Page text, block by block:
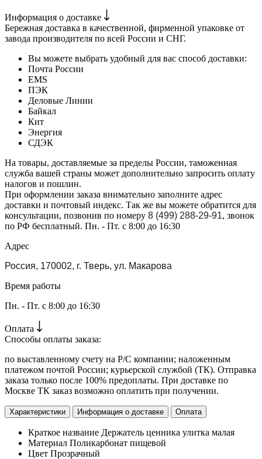
Информация о доставке
Бережная доставка в качественной, фирменной упаковке от
завода производителя по всей России и СНГ.
Вы можете выбрать удобный для вас способ доставки:
Почта России
EMS
ПЭК
Деловые Линии
Байкал
Кит
Энергия
СДЭК
На товары, доставляемые за пределы России, таможенная
служба вашей страны может дополнительно запросить оплату
налогов и пошлин.
При оформлении заказа внимательно заполните адрес
доставки и почтовый индекс. Так же вы можете обратится для
консультации, позвонив по номеру 8 (499) 288-29-91, звонок
по РФ бесплатный. Пн. - Пт. с 8:00 до 16:30
Адрес
Россия, 170002, г. Тверь, ул. Макарова
Время работы
Пн. - Пт. с 8:00 до 16:30
Оплата
Способы оплаты заказа:
по выставленному счету на Р/С компании; наложенным
платежом почтой России; курьерской службой (ТК). Отправка
заказа только после 100% предоплаты. При доставке по
Москве ТК заказ возможно оплатить при получении.
Характеристики Информация о доставке Оплата
Краткое название Держатель ценника улитка малая
Материал Поликарбонат пищевой
Цвет Прозрачный